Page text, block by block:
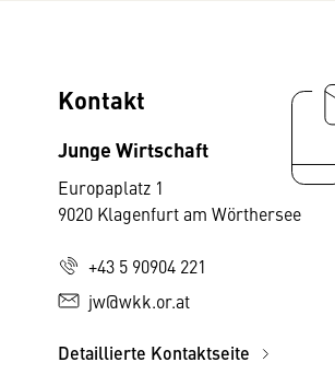
Kontakt
Junge Wirtschaft
Europaplatz 1
9020 Klagenfurt am Wörthersee
+43 5 90904 221
jw@wkk.or.at
Detaillierte Kontaktseite